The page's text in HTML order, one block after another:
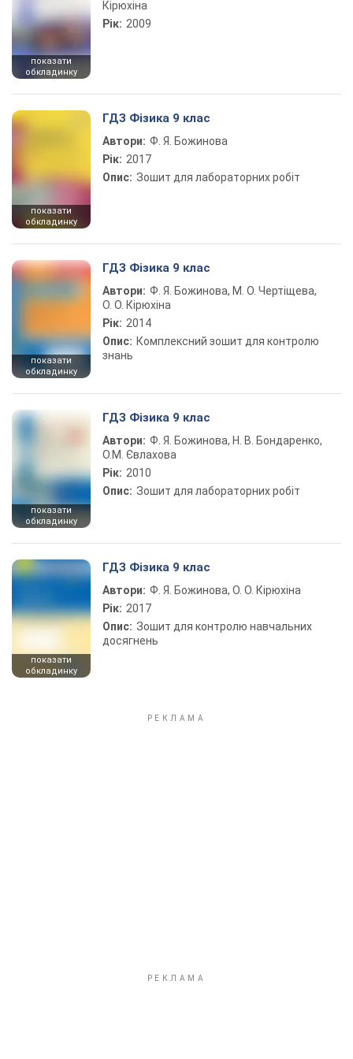
показати
обкладинку
Кірюхіна
Рік: 2009
показати
обкладинку
ГДЗ Фізика 9 клас
Автори: Ф. Я. Божинова
Рік: 2017
Опис:
Зошит для лабораторних робіт
показати
обкладинку
ГДЗ Фізика 9 клас
Автори: Ф. Я. Божинова, М. О. Чертіщева,
О. О. Кірюхіна
Рік: 2014
Опис: Комплексний зошит для контролю
знань
показати
обкладинку
ГДЗ Фізика 9 клас
Автори: Ф. Я. Божинова, Н. В. Бондаренко,
О.М. Євлахова
Рік: 2010
Опис: Зошит для лабораторних робіт
показати
обкладинку
ГДЗ Фізика 9 клас
Автори: Ф. Я. Божинова, О. О. Кірюхіна
Рік: 2017
Опис: Зошит для контролю навчальних
досягнень